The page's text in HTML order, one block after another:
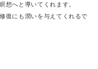
想へと導いてくれます。
復にも潤いを与えてくれるで